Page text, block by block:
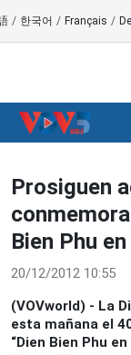
/ 한국어 / Français /
Prosiguen
Bien Phu
20/12/2012 10:55
(VOVworld) - La
esta mañana el
“Dien Bien Phu